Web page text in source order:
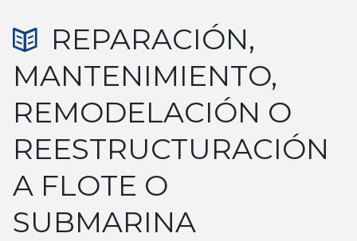
REPARACIÓN,
MANTENIMIENTO,
REMODELACIÓN O
REESTRUCTURACIÓN
A FLOTE O
SUBMARINA